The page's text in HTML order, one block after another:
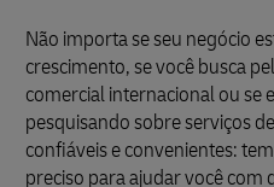
Não importa se seu negócio
crescimento, se você busca
comercial internacional ou se
pesquisando sobre serviços
confiáveis e convenientes:
preciso para ajudar você com